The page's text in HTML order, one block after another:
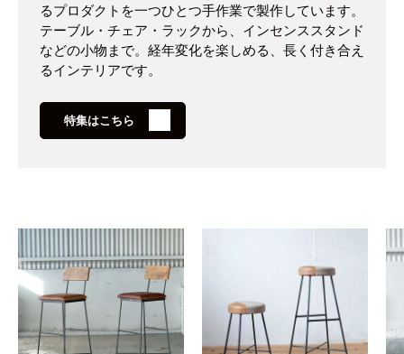
るプロダクトを一つひとつ手作業で製作しています。
テーブル・チェア・ラックから、インセンススタンド
などの小物まで。経年変化を楽しめる、長く付き合え
るインテリアです。
特集はこちら